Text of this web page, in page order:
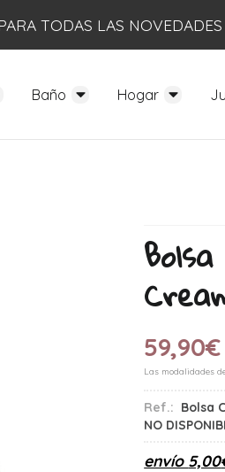
TODAS LAS NOVEDADES
Baño Hogar
59,90€
Las modalidades
Ref.: Bolsa
NO
envío 5,00